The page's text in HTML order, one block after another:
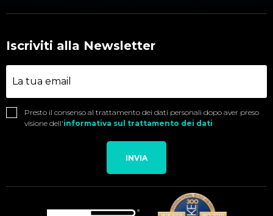
Iscriviti alla Newsletter
Presto il consenso al trattamento dei dati personali dopo aver preso
visione dell'informativa sul trattamento dei dati
INVIA